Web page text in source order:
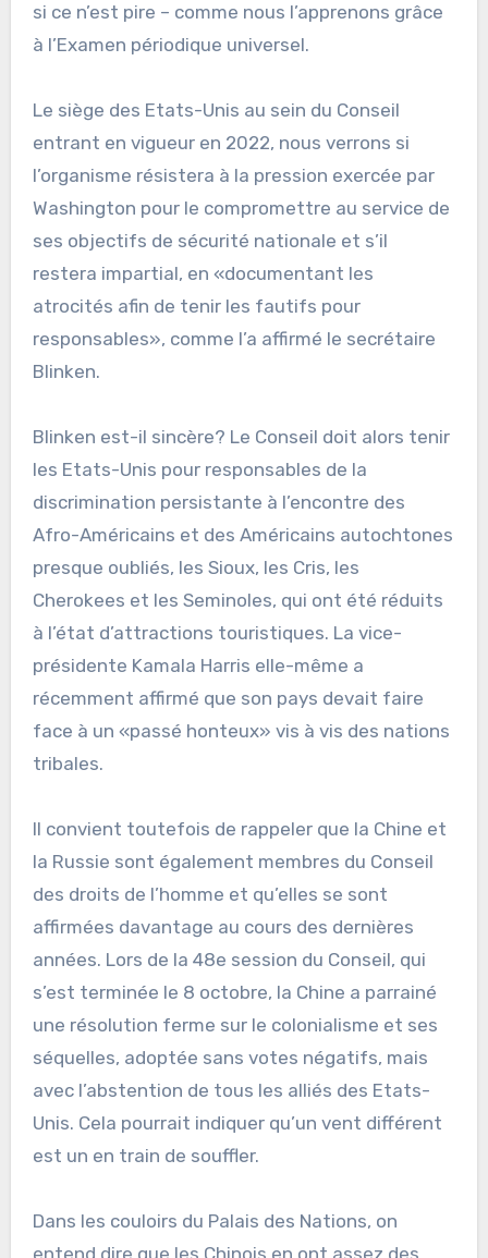
si ce n’est pire – comme nous l’apprenons grâce
à l’Examen périodique universel.
Le siège des Etats-Unis au sein du Conseil
entrant en vigueur en 2022, nous verrons si
l’organisme résistera à la pression exercée par
Washington pour le compromettre au service de
ses objectifs de sécurité nationale et s’il
restera impartial, en «documentant les
atrocités afin de tenir les fautifs pour
responsables», comme l’a affirmé le secrétaire
Blinken.
Blinken est-il sincère? Le Conseil doit alors tenir
les Etats-Unis pour responsables de la
discrimination persistante à l’encontre des
Afro-Américains et des Américains autochtones
presque oubliés, les Sioux, les Cris, les
Cherokees et les Seminoles, qui ont été réduits
à l’état d’attractions touristiques. La vice-
présidente Kamala Harris elle-même a
récemment affirmé que son pays devait faire
face à un «passé honteux» vis à vis des nations
tribales.
Il convient toutefois de rappeler que la Chine et
la Russie sont également membres du Conseil
des droits de l’homme et qu’elles se sont
affirmées davantage au cours des dernières
années. Lors de la 48e session du Conseil, qui
s’est terminée le 8 octobre, la Chine a parrainé
une résolution ferme sur le colonialisme et ses
séquelles, adoptée sans votes négatifs, mais
avec l’abstention de tous les alliés des Etats-
Unis. Cela pourrait indiquer qu’un vent différent
est un en train de souffler.
Dans les couloirs du Palais des Nations, on